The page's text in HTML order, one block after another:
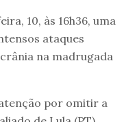
10, às 16h36, uma
ataques
na madrugada
por omitir a